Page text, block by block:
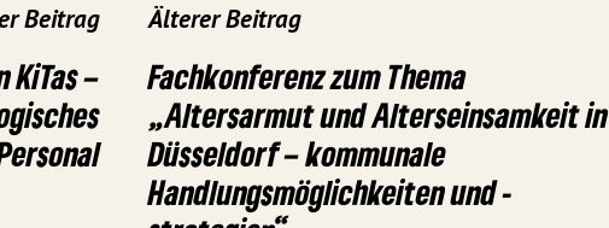
Beitrag
–
Älterer Beitrag
Fachkonferenz zum Thema
„Altersarmut und Alterseinsamkeit in
Düsseldorf – kommunale
Handlungsmöglichkeiten und -